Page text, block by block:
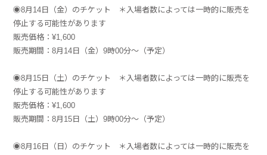
◉8月14日（金）のチケット ＊入場者数によっては一時的に販売を
停止する可能性があります
販売価格：¥1,600
販売期間：8月14日（金）9時00分〜（予定）
◉8月15日（土）のチケット ＊入場者数によっては一時的に販売を
停止する可能性があります
販売価格：¥1,600
販売期間：8月15日（土）9時00分〜（予定）
◉8月16日（日）のチケット ＊入場者数によっては一時的に販売を